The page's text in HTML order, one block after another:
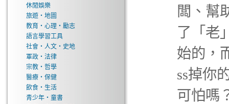
休閒娛樂
旅遊‧地圖
教育‧心理‧勵志
語言學習工具
社會‧人文‧史地
軍政‧法律
宗教‧哲學
醫療‧保健
飲食‧生活
青少年‧童書
闆、幫
了「老
始的，
ss掉你
可怕嗎